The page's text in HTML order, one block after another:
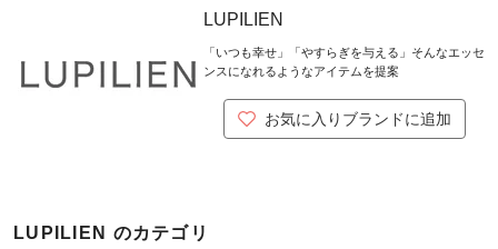
LUPILIEN
「いつも幸せ」「やすらぎを与える」そんなエッセ
ンスになれるようなアイテムを提案
お気に入りブランドに追加
LUPILIEN のカテゴリ